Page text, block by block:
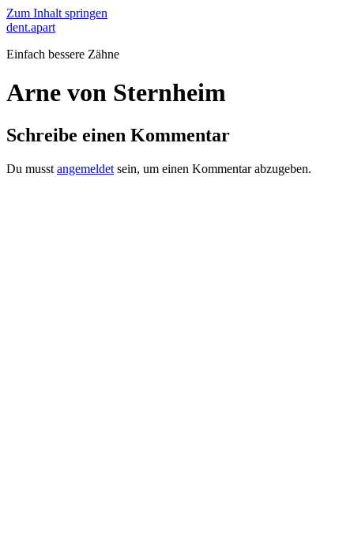
Zum Inhalt springen
dent.apart
Einfach bessere Zähne
Arne von Sternheim
Schreibe einen Kommentar
Du musst angemeldet sein, um einen Kommentar abzugeben.